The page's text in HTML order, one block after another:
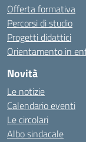
Offerta formativa
Percorsi di studio
Progetti didattici
Orientamento in
Novità
Le notizie
Calendario eventi
Le circolari
Albo sindacale